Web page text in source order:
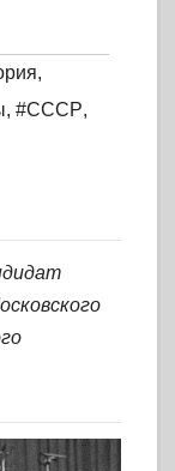
,
, #СССР,